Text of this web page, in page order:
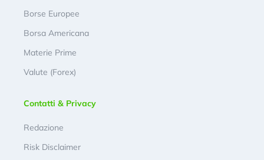
Borse Europee
Borsa Americana
Materie Prime
Valute (Forex)
Contatti & Privacy
Redazione
Risk Disclaimer